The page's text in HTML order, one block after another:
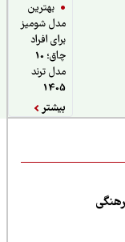
بهترین
مدل شومیز
برای افراد
چاق؛ 10
مدل ترند